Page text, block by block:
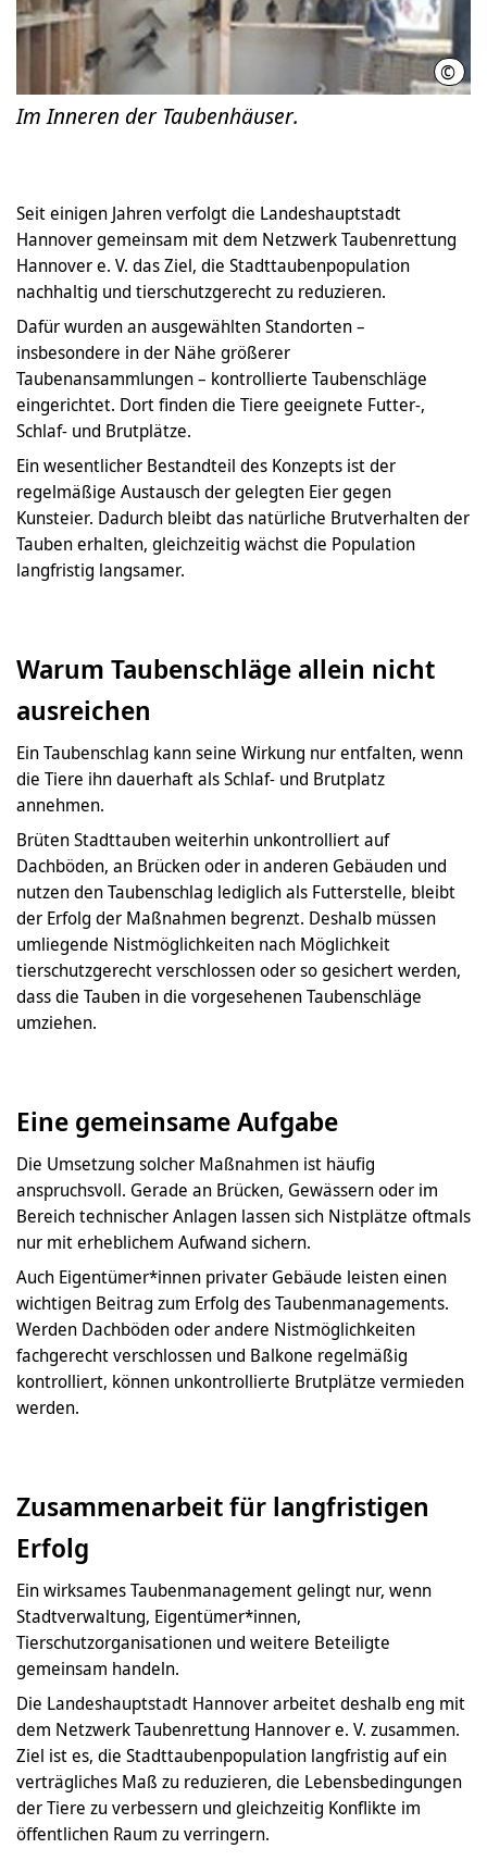
© LHH
Im Inneren der Taubenhäuser.
Seit einigen Jahren verfolgt die Landeshauptstadt
Hannover gemeinsam mit dem Netzwerk Taubenrettung
Hannover e. V. das Ziel, die Stadttaubenpopulation
nachhaltig und tierschutzgerecht zu reduzieren.
Dafür wurden an ausgewählten Standorten –
insbesondere in der Nähe größerer
Taubenansammlungen – kontrollierte Taubenschläge
eingerichtet. Dort finden die Tiere geeignete Futter-,
Schlaf- und Brutplätze.
Ein wesentlicher Bestandteil des Konzepts ist der
regelmäßige Austausch der gelegten Eier gegen
Kunsteier. Dadurch bleibt das natürliche Brutverhalten der
Tauben erhalten, gleichzeitig wächst die Population
langfristig langsamer.
Warum Taubenschläge allein nicht
ausreichen
Ein Taubenschlag kann seine Wirkung nur entfalten, wenn
die Tiere ihn dauerhaft als Schlaf- und Brutplatz
annehmen.
Brüten Stadttauben weiterhin unkontrolliert auf
Dachböden, an Brücken oder in anderen Gebäuden und
nutzen den Taubenschlag lediglich als Futterstelle, bleibt
der Erfolg der Maßnahmen begrenzt. Deshalb müssen
umliegende Nistmöglichkeiten nach Möglichkeit
tierschutzgerecht verschlossen oder so gesichert werden,
dass die Tauben in die vorgesehenen Taubenschläge
umziehen.
Eine gemeinsame Aufgabe
Die Umsetzung solcher Maßnahmen ist häufig
anspruchsvoll. Gerade an Brücken, Gewässern oder im
Bereich technischer Anlagen lassen sich Nistplätze oftmals
nur mit erheblichem Aufwand sichern.
Auch Eigentümer*innen privater Gebäude leisten einen
wichtigen Beitrag zum Erfolg des Taubenmanagements.
Werden Dachböden oder andere Nistmöglichkeiten
fachgerecht verschlossen und Balkone regelmäßig
kontrolliert, können unkontrollierte Brutplätze vermieden
werden.
Zusammenarbeit für langfristigen
Erfolg
Ein wirksames Taubenmanagement gelingt nur, wenn
Stadtverwaltung, Eigentümer*innen,
Tierschutzorganisationen und weitere Beteiligte
gemeinsam handeln.
Die Landeshauptstadt Hannover arbeitet deshalb eng mit
dem Netzwerk Taubenrettung Hannover e. V. zusammen.
Ziel ist es, die Stadttaubenpopulation langfristig auf ein
verträgliches Maß zu reduzieren, die Lebensbedingungen
der Tiere zu verbessern und gleichzeitig Konflikte im
öffentlichen Raum zu verringern.